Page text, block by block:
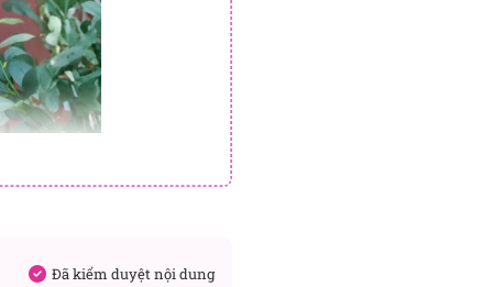
dáng tròn đặc trưng,
Đã kiểm duyệt nội dung